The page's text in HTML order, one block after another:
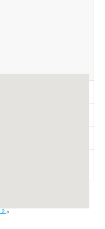
変更箇所がありました
。